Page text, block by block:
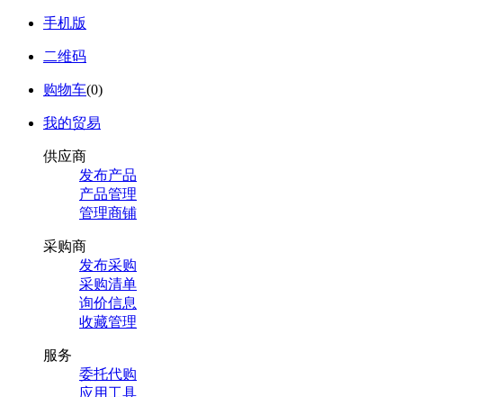
手机版
二维码
购物车(0)
我的贸易
供应商
发布产品
产品管理
管理商铺
采购商
发布采购
采购清单
询价信息
收藏管理
服务
委托代购
应用工具